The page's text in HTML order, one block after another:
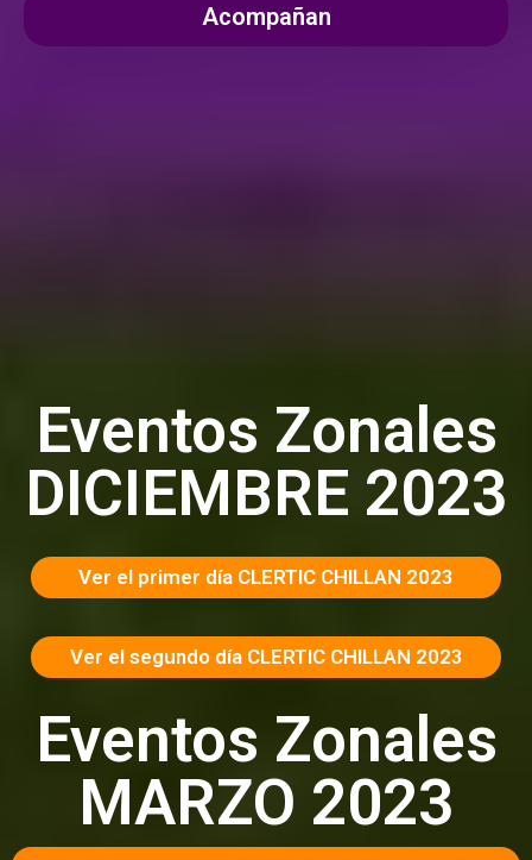
Acompañan
Eventos Zonales
DICIEMBRE 2023
Ver el primer día CLERTIC CHILLAN 2023
Ver el segundo día CLERTIC CHILLAN 2023
Eventos Zonales
MARZO 2023